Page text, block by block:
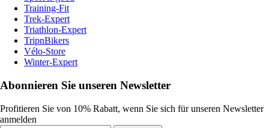
Training-Fit
Trek-Expert
Triathlon-Expert
TripnBikers
Vélo-Store
Winter-Expert
Abonnieren Sie unseren Newsletter
Profitieren Sie von 10% Rabatt, wenn Sie sich für unseren Newsletter
anmelden